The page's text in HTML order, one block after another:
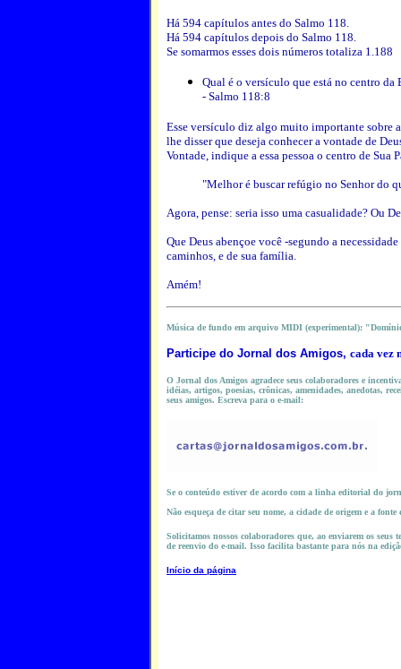
Há 594 capítulos antes do Salmo 118.
Há 594 capítulos depois do Salmo 118.
Se somarmos esses dois números totaliza 1.188
Qual é o versículo que está no centro da
- Salmo 118:8
Esse versículo diz algo muito importante sobre
lhe disser que deseja conhecer a vontade de
Vontade, indique a essa pessoa o centro de Sua
"Melhor é buscar refúgio no Senhor do
Agora, pense: seria isso uma casualidade? Ou
Que Deus abençoe você -segundo a
caminhos, e de sua família.
Amém!
Música de fundo em arquivo MIDI (experimental):
Participe do Jornal dos Amigos, cada vez
O Jornal dos Amigos agradece seus colaboradores e
idéias, artigos, poesias, crônicas, amenidades, anedotas,
seus amigos. Escreva para o e-mail:
Se o conteúdo estiver de acordo com a linha editorial do
Não esqueça de citar seu nome, a cidade de origem e a
Solicitamos nossos colaboradores que, ao enviarem os
de reenvio do e-mail. Isso facilita bastante para nós na
Início da página